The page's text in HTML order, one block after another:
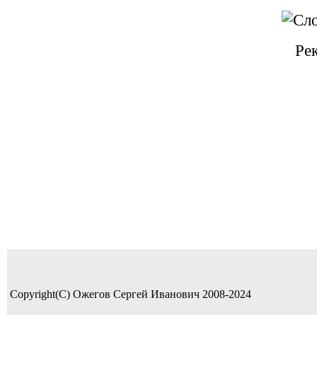
Copyright(C) Ожегов Сергей Иванович 2008-2024